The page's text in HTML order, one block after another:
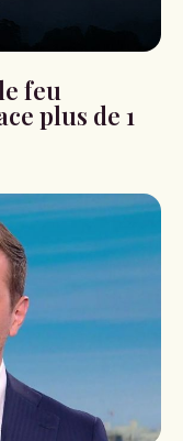
feu
plus de 1